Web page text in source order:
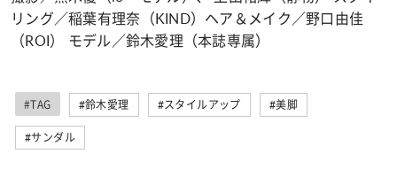
リング／稲葉有理奈（KIND）ヘア＆メイク／野口由佳
（ROI） モデル／鈴木愛理（本誌専属）
#TAG #鈴木愛理 #スタイルアップ #美脚
#サンダル